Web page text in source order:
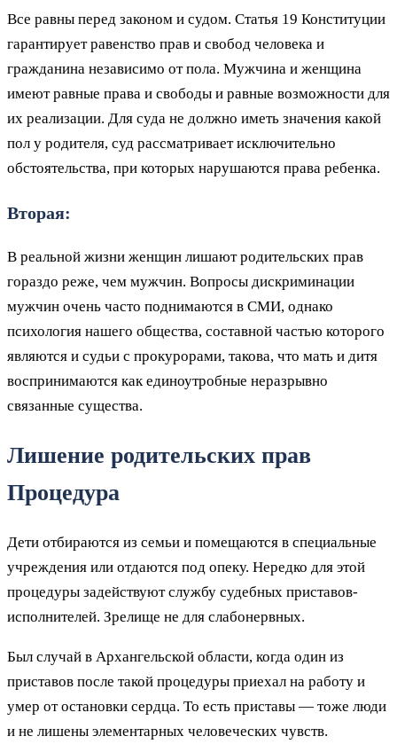
Все равны перед законом и судом. Статья 19 Конституции
гарантирует равенство прав и свобод человека и
гражданина независимо от пола. Мужчина и женщина
имеют равные права и свободы и равные возможности для
их реализации. Для суда не должно иметь значения какой
пол у родителя, суд рассматривает исключительно
обстоятельства, при которых нарушаются права ребенка.
Вторая:
В реальной жизни женщин лишают родительских прав
гораздо реже, чем мужчин. Вопросы дискриминации
мужчин очень часто поднимаются в СМИ, однако
психология нашего общества, составной частью которого
являются и судьи с прокурорами, такова, что мать и дитя
воспринимаются как единоутробные неразрывно
связанные существа.
Лишение родительских прав
Процедура
Дети отбираются из семьи и помещаются в специальные
учреждения или отдаются под опеку. Нередко для этой
процедуры задействуют службу судебных приставов-
исполнителей. Зрелище не для слабонервных.
Был случай в Архангельской области, когда один из
приставов после такой процедуры приехал на работу и
умер от остановки сердца. То есть приставы — тоже люди
и не лишены элементарных человеческих чувств.